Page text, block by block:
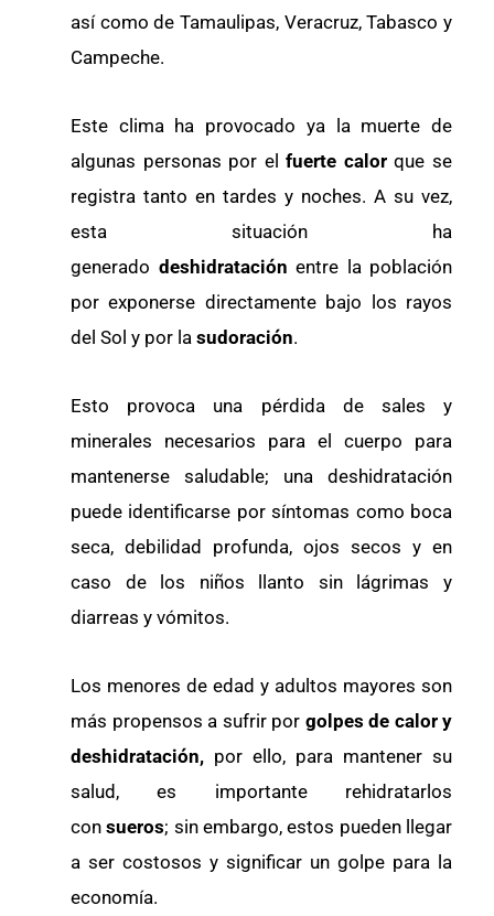
así como de Tamaulipas, Veracruz, Tabasco y
Campeche.
Este clima ha provocado ya la muerte de
algunas personas por elfuerte calorque se
registra tanto en tardes y noches. A su vez,
esta situación ha
generado deshidratación entre la población
por exponerse directamente bajo los rayos
del Sol y por la sudoración.
Esto provoca una pérdida de sales y
minerales necesarios para el cuerpo para
mantenerse saludable; una deshidratación
puede identificarse por síntomas como boca
seca, debilidad profunda, ojos secos y en
caso de los niños llanto sin lágrimas y
diarreas y vómitos.
Los menores de edad y adultos mayores son
más propensos a sufrir por golpes de calor y
deshidratación, por ello, para mantener su
salud, es importante rehidratarlos
consueros; sin embargo, estos pueden llegar
a ser costosos y significar un golpe para la
economía.